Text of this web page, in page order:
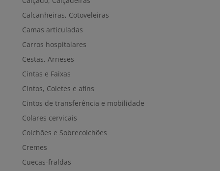
Calcanheiras, Cotoveleiras
Camas articuladas
Carros hospitalares
Cestas, Arneses
Cintas e Faixas
Cintos, Coletes e afins
Cintos de transferência e mobilidade
Colares cervicais
Colchões e Sobrecolchões
Cremes
Cuecas-fraldas